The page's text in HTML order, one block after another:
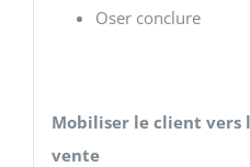
Oser conclure
Mobiliser le client vers
vente